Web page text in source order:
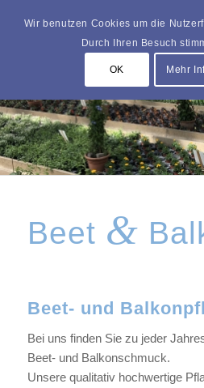
Beet &
Beet- und
Bei uns finden Sie zu jeder
Beet- und Balkonschmuck.
Unsere qualitativ hochwertige
Wir benutzen Cookies um die
Durch Ihren Besuch
OK Mehr